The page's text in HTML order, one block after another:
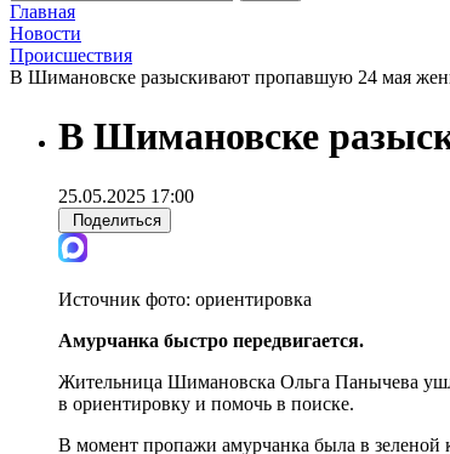
Главная
Новости
Проиcшествия
В Шимановске разыскивают пропавшую 24 мая
В Шимановске
25.05.2025 17:00
Поделиться
Источник фото: ориентировка
Амурчанка быстро передвигается.
Жительница Шимановска Ольга Панычева
в ориентировку и помочь в поиске.
В момент пропажи амурчанка была в зеленой